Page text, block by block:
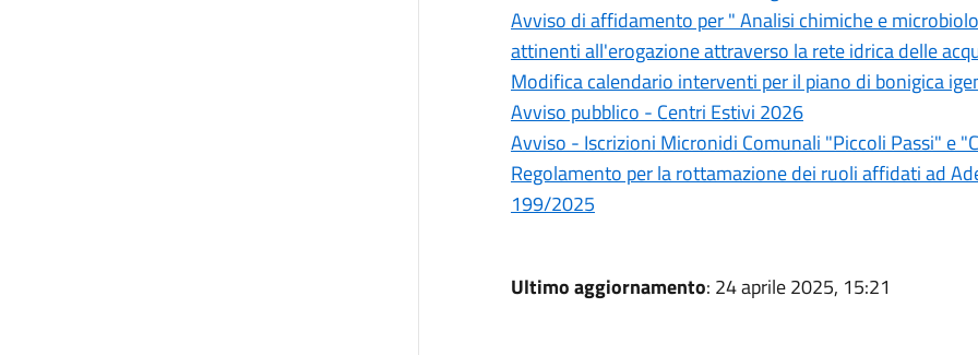
Avviso di affidamento per " Analisi chimiche e
attinenti all'erogazione attraverso la rete idrica delle
Modifica calendario interventi per il piano di bonigica
Avviso pubblico - Centri Estivi 2026
Avviso - Iscrizioni Micronidi Comunali "Piccoli Passi" e
Regolamento per la rottamazione dei ruoli affidati ad
199/2025
Ultimo aggiornamento: 24 aprile 2025, 15:21